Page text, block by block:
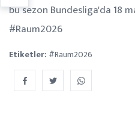
bu sezon Bundesliga'da 18
#Raum2026
Etiketler: #Raum2026